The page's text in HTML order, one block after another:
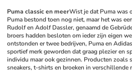
Puma classic en meerWist je dat Puma was
Puma bestond toen nog niet, maar het was
Rudolf en Adolf Dassler, genaamd de
broers hadden besloten om ieder zijn eigen
ontstonden er twee bedrijven, Puma en
sportief merk geworden dat graag plezier en
individu maar ook gezinnen. Producten zoals
sneakers, t-shirts en broeken in verschillende